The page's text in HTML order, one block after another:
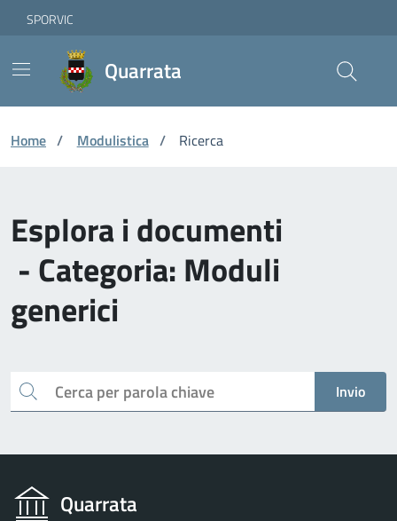
Skip to Main Content
Vai ai contenuti
Vai al footer
SPORVIC
Quarrata
Home / Modulistica / Ricerca
Esplora i documenti
- Categoria: Moduli
generici
Cerca Invio
Quarrata